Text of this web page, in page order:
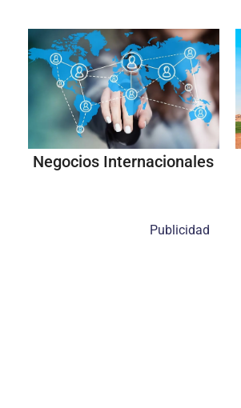
Negocios Internacionales
Publicidad